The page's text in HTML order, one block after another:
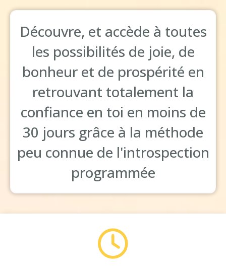
Découvre, et accède à toutes
les possibilités de joie, de
bonheur et de prospérité en
retrouvant totalement la
confiance en toi en moins de
30 jours grâce à la méthode
peu connue de l'introspection
programmée